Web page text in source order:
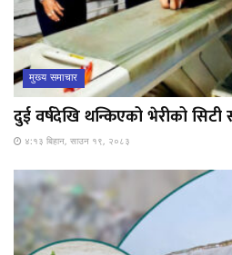
मुख्य समाचार
दुई वर्षदेखि थन्किएको भेरीको सिटी
४:१३ बिहान, साउन १९, २०८३